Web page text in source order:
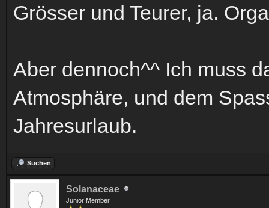
Grösser und Teurer, ja.
Aber dennoch^^ Ich muss
Atmosphäre, und dem
Jahresurlaub.
Suchen
Solanaceae
Junior Member